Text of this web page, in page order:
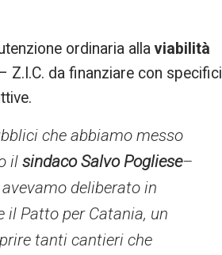
ordinaria allaviabilità
Z.I.C. da finanziare con specifici
che abbiamo messo
il sindaco Salvo Pogliese–
deliberato in
Patto per Catania, un
tanti cantieri che